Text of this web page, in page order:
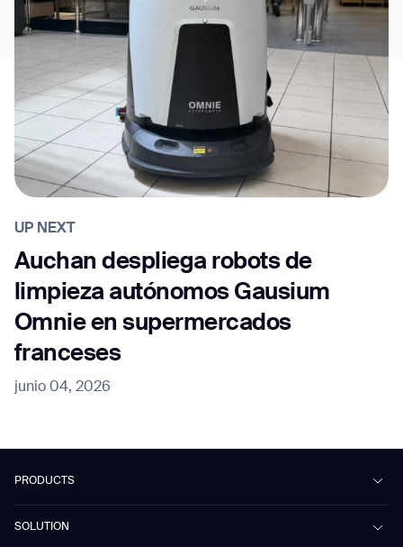
UP NEXT
Auchan despliega robots de
limpieza autónomos Gausium
Omnie en supermercados
franceses
junio 04, 2026
PRODUCTS
SOLUTION